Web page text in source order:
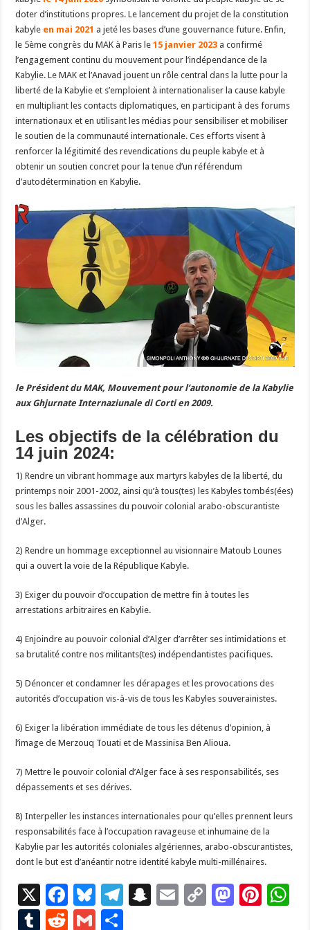
doter d’institutions propres. Le lancement du projet de la constitution
kabyle en mai 2021 a jeté les bases d’une gouvernance future. Enfin,
le 5ème congrès du MAK à Paris le15 janvier 2023 a confirmé
l’engagement continu du mouvement pour l’indépendance de la
Kabylie. Le MAK et l’Anavad jouent un rôle central dans la lutte pour la
liberté de la Kabylie et s’emploient à internationaliser la cause kabyle
en multipliant les contacts diplomatiques, en participant à des forums
internationaux et en utilisant les médias pour sensibiliser et mobiliser
le soutien de la communauté internationale. Ces efforts visent à
renforcer la légitimité des revendications du peuple kabyle et à
obtenir un soutien concret pour la tenue d’un référendum
d’autodétermination en Kabylie.
le Président du MAK, Mouvement pour l’autonomie de la Kabylie
aux Ghjurnate Internaziunale di Corti en 2009.
Les objectifs de la célébration du
14 juin 2024:
1) Rendre un vibrant hommage aux martyrs kabyles de la liberté, du
printemps noir 2001-2002, ainsi qu’à tous(tes) les Kabyles tombés(ées)
sous les balles assassines du pouvoir colonial arabo-obscurantiste
d’Alger.
2) Rendre un hommage exceptionnel au visionnaire Matoub Lounes
qui a ouvert la voie de la République Kabyle.
3) Exiger du pouvoir d’occupation de mettre fin à toutes les
arrestations arbitraires en Kabylie.
4) Enjoindre au pouvoir colonial d’Alger d’arrêter ses intimidations et
sa brutalité contre nos militants(tes) indépendantistes pacifiques.
5) Dénoncer et condamner les dérapages et les provocations des
autorités d’occupation vis-à-vis de tous les Kabyles souverainistes.
6) Exiger la libération immédiate de tous les détenus d’opinion, à
l’image de Merzouq Touati et de Massinisa Ben Alioua.
7) Mettre le pouvoir colonial d’Alger face à ses responsabilités, ses
dépassements et ses dérives.
8) Interpeller les instances internationales pour qu’elles prennent leurs
responsabilités face à l’occupation ravageuse et inhumaine de la
Kabylie par les autorités coloniales algériennes, arabo-obscurantistes,
dont le but est d’anéantir notre identité kabyle multi-millénaires.
X
F
ac
Bl
u
T
S
E
C
M Pi
T
R
G